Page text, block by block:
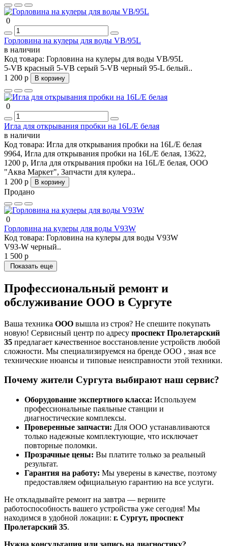
0
Горловина на кулеры для воды VB/95L
в наличии
Код товара: Горловина на кулеры для воды VB/95L
5-VB красный 5-VB серый 5-VB черный 95-L белый..
1 200 р
В корзину
0
Игла для открывания пробки на 16L/E белая
в наличии
Код товара: Игла для открывания пробки на 16L/E белая
9964, Игла для открывания пробки на 16L/E белая, 13622,
1200 р, Игла для открывания пробки на 16L/E белая, ООО
"Аква Маркет", Запчасти для кулера..
1 200 р
В корзину
Продано
0
Горловина на кулеры для воды V93W
Код товара: Горловина на кулеры для воды V93W
V93-W черный..
1 500 р
Показать еще
Профессиональный ремонт и
обслуживание ООО в Сургуте
Ваша техника ООО вышла из строя? Не спешите покупать
новую! Сервисный центр по адресу проспект Пролетарский
35 предлагает качественное восстановление устройств любой
сложности. Мы специализируемся на бренде ООО , зная все
технические нюансы и типовые неисправности этой техники.
Почему жители Сургута выбирают наш сервис?
Оборудование экспертного класса: Используем
профессиональные паяльные станции и
диагностические комплексы.
Проверенные запчасти: Для ООО устанавливаются
только надежные комплектующие, что исключает
повторные поломки.
Прозрачные цены: Вы платите только за реальный
результат.
Гарантия на работу: Мы уверены в качестве, поэтому
предоставляем официальную гарантию на все услуги.
Не откладывайте ремонт на завтра — верните
работоспособность вашего устройства уже сегодня! Мы
находимся в удобной локации: г. Сургут, проспект
Пролетарский 35.